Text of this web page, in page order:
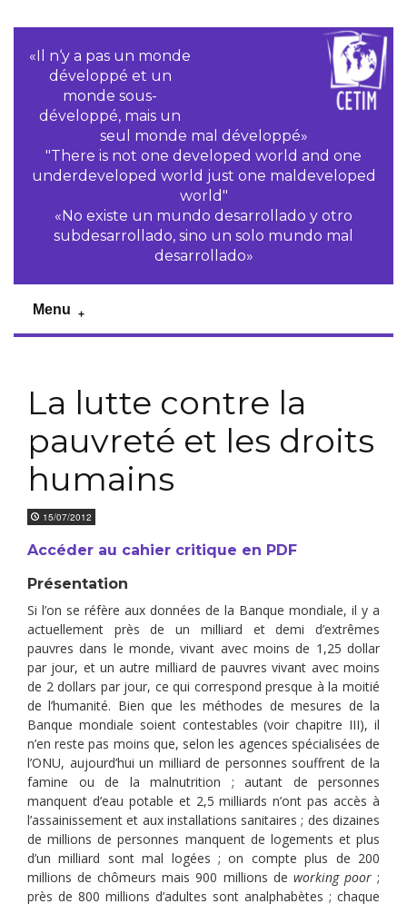
«Il n‘y a pas un monde
développé et un
monde sous-
développé, mais un
seul monde mal développé»
"There is not one developed world and one
underdeveloped world just one maldeveloped
world"
«No existe un mundo desarrollado y otro
subdesarrollado, sino un solo mundo mal
desarrollado»
Menu
La lutte contre la
pauvreté et les droits
humains
15/07/2012
Accéder au cahier critique en PDF
Présentation
Si l’on se réfère aux données de la Banque mondiale, il y a
actuellement près de un milliard et demi d’extrêmes
pauvres dans le monde, vivant avec moins de 1,25 dollar
par jour, et un autre milliard de pauvres vivant avec moins
de 2 dollars par jour, ce qui correspond presque à la moitié
de l’humanité. Bien que les méthodes de mesures de la
Banque mondiale soient contestables (voir chapitre III), il
n’en reste pas moins que, selon les agences spécialisées de
l’ONU, aujourd’hui un milliard de per­sonnes souffrent de la
famine ou de la malnutrition ; autant de personnes
manquent d’eau potable et 2,5 milliards n’ont pas accès à
l’assainissement et aux installations sanitaires ; des dizaines
de millions de personnes manquent de logements et plus
d’un milliard sont mal logées ; on compte plus de 200
millions de chômeurs mais 900 millions de working poor;
près de 800 millions d’adultes sont anal­phabètes ; chaque